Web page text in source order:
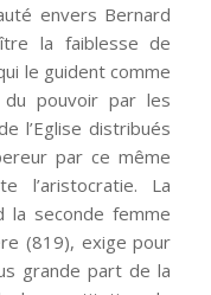
envers Bernard
la faiblesse de
le guident comme
pouvoir par les
l’Eglise distribués
par ce même
l’aristocratie. La
la seconde femme
(819), exige pour
grande part de la